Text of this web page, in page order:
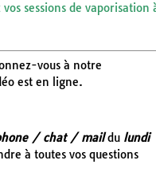
sessions de vaporisation
vous à notre
est en ligne.
/ chat / maildu lundi
à toutes vos questions